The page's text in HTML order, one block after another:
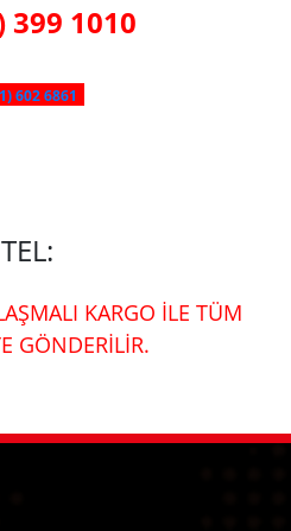
399 1010
602 6861
TEL:
KARGO İLE TÜM
GÖNDERİLİR.